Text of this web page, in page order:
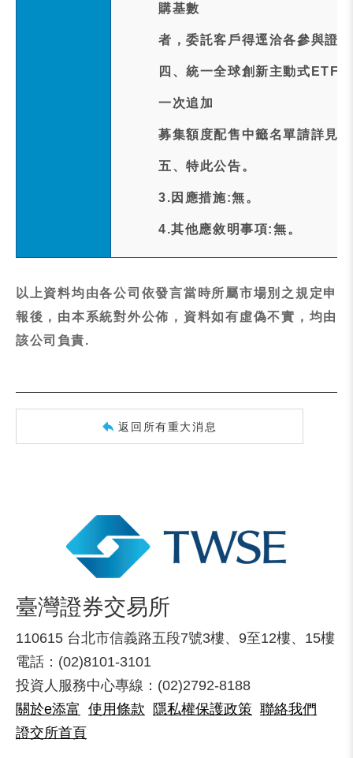
購基數
者，委託客戶得逕洽各參與證
四、統一全球創新主動式ETF
一次追加
募集額度配售中籤名單請詳見
五、特此公告。
3.因應措施:無。
4.其他應敘明事項:無。
以上資料均由各公司依發言當時所屬市場別之規定申
報後，由本系統對外公佈，資料如有虛偽不實，均由
該公司負責.
返回所有重大消息
臺灣證券交易所
110615 台北市信義路五段7號3樓、9至12樓、15樓
電話：(02)8101-3101
投資人服務中心專線：(02)2792-8188
關於e添富 使用條款 隱私權保護政策 聯絡我們
證交所首頁